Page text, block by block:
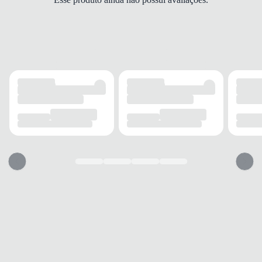
DETALHES
Com zíper
Alças
Ajustáveis
Costura contrastante
MODELO